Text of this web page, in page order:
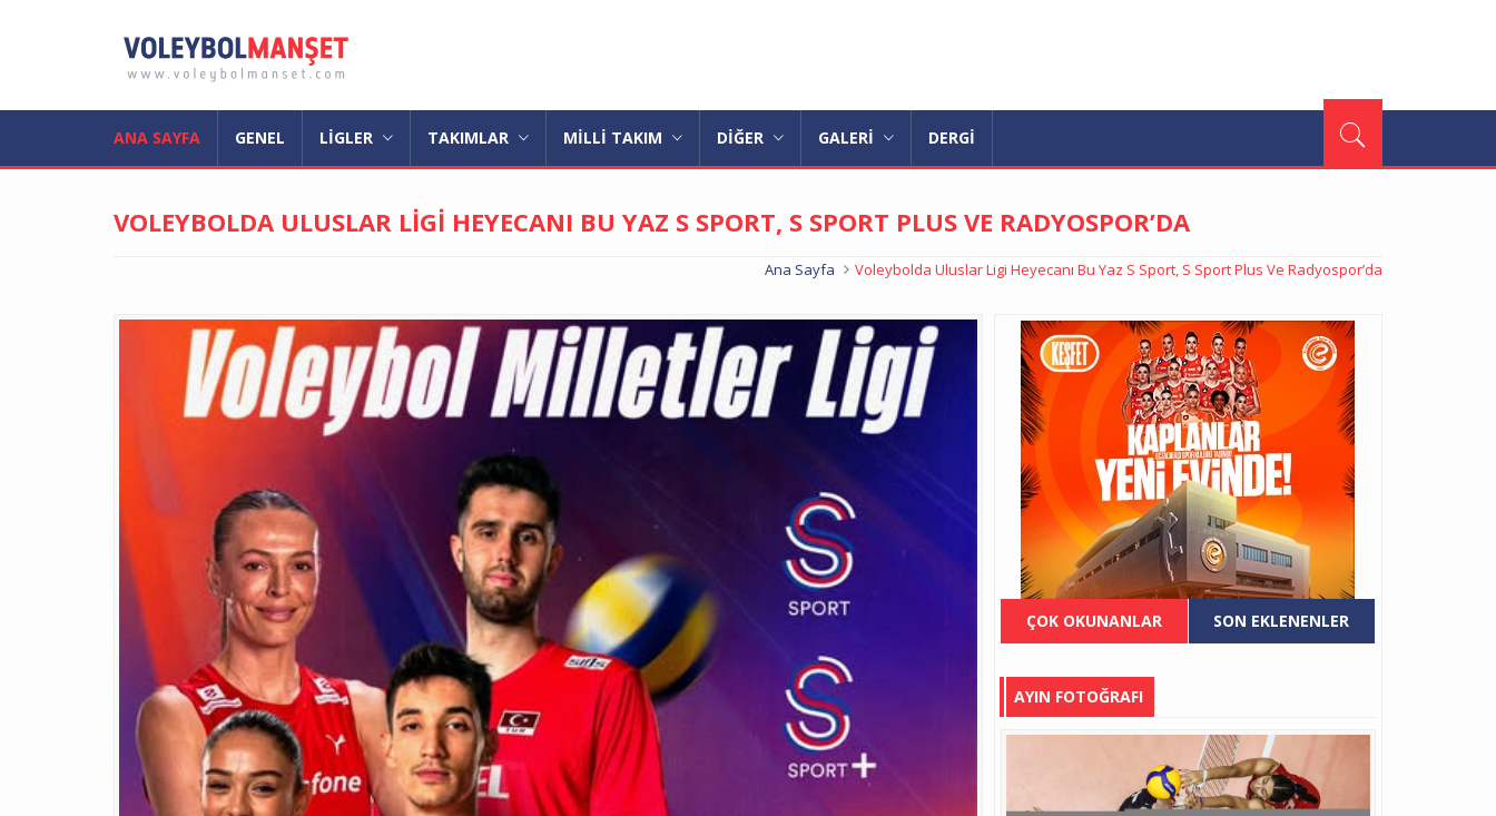
ANA SAYFA GENEL LİGLER TAKIMLAR MİLLİ TAKIM DİĞER GALERİ DERGİ
VOLEYBOLDA ULUSLAR LİGİ HEYECANI BU YAZ S SPORT, S SPORT PLUS VE RADYOSPOR’DA
Ana Sayfa Voleybolda Uluslar Ligi Heyecanı Bu Yaz S Sport, S Sport Plus Ve Radyospor’da
ÇOK OKUNANLAR SON EKLENENLER
AYIN FOTOĞRAFI